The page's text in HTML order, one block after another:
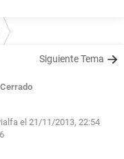
Siguiente Tema
Cerrado
el 21/11/2013, 22:54